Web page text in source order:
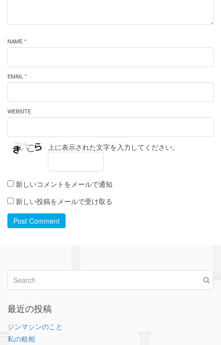
NAME *
EMAIL *
WEBSITE
上に表示された文字を入力してください。
新しいコメントをメールで通知
新しい投稿をメールで受け取る
Post Comment
最近の投稿
ジンマシンのこと
私の粗相